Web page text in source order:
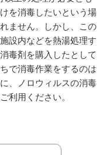
を消毒したいという場
ません。しかし、この
設内などを熱湯処理す
毒剤を購入したとして
で消毒作業をするのは
、ノロウィルスの消毒
利用ください。